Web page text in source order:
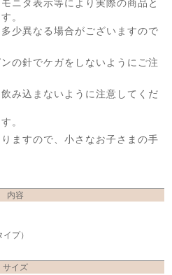
。
少異なる場合がございますので
の針でケガをしないようにご注
み込まないように注意してくだ
。
ますので、小さなお子さまの手
内容
プ）
サイズ